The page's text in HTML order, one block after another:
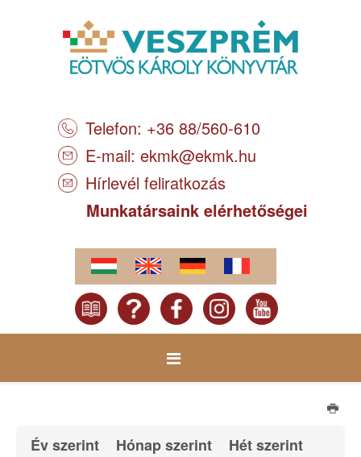
Telefon: +36 88/560-610
E-mail: ekmk@ekmk.hu
Hírlevél feliratkozás
Munkatársaink elérhetőségei
Év szerint Hónap szerint
Hét szerint